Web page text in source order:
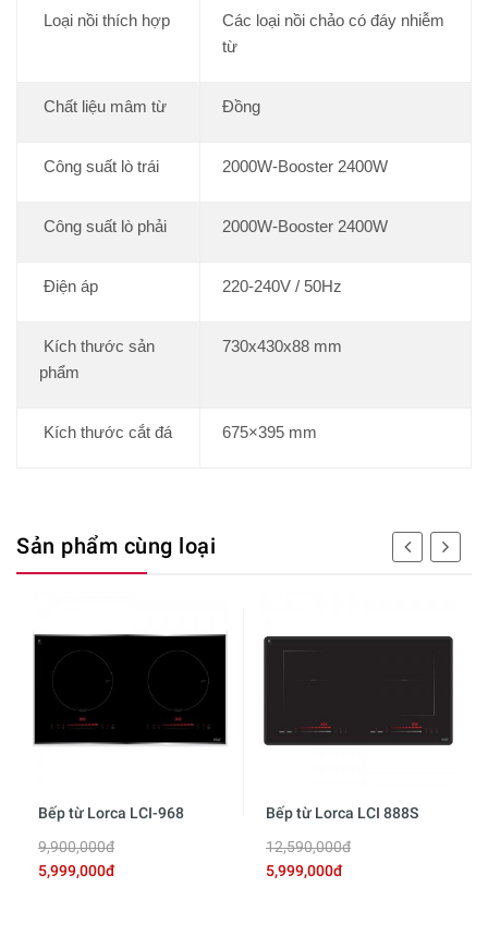
Loại nồi thích hợp
Các loại nồi chảo có đáy nhiễm
từ
Chất liệu mâm từ Đồng
Công suất lò trái 2000W-Booster 2400W
Công suất lò phải 2000W-Booster 2400W
Điện áp 220-240V / 50Hz
Kích thước sản
phẩm
730x430x88 mm
Kích thước cắt đá 675×395 mm
Sản phẩm cùng loại
Bếp từ Lorca LCI-968
9,900,000đ
5,999,000đ
Bếp từ Lorca LCI 888S
12,590,000đ
5,999,000đ